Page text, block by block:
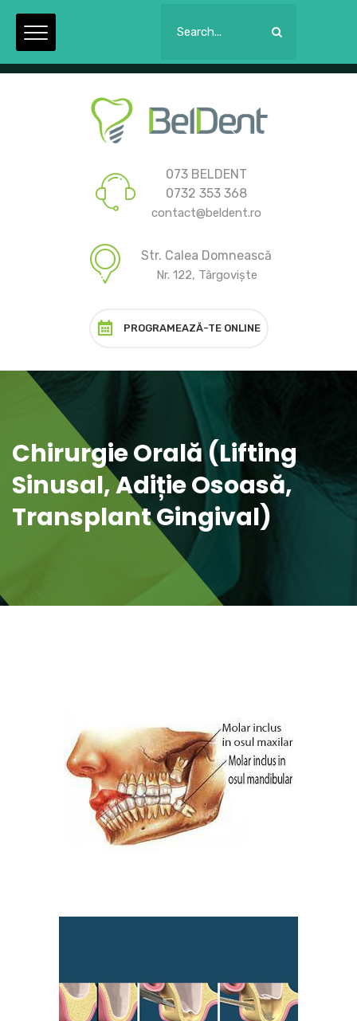
Luni - Joi: 09:00 la 21:00. Vineri: 09:00 la 15:00.
073 BELDENT
0732 353 368
contact@beldent.ro
Str. Calea Domnească
Nr. 122, Târgoviște
PROGRAMEAZĂ-TE ONLINE
Chirurgie Orală (lifting
Sinusal, Adiție Osoasă,
Transplant Gingival)